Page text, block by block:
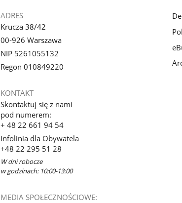
ADRES
Krucza 38/42
00-926 Warszawa
NIP 5261055132
Regon 010849220
KONTAKT
Skontaktuj się z nami
pod numerem:
+ 48 22 661 94 54
Infolinia dla Obywatela
+48 22 295 51 28
W dni robocze
w godzinach: 10:00-13:00
MEDIA SPOŁECZNOŚCIOWE: